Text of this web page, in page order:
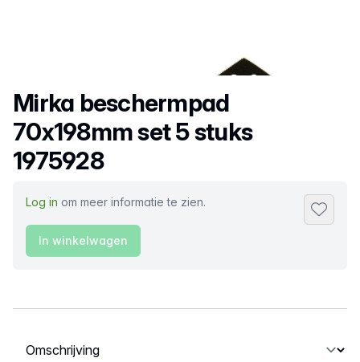
Productnaam
Mirka beschermpad
70x198mm set 5 stuks
1975928
Log in om meer informatie te zien.
In winkelwagen
Selecteer een tabblad